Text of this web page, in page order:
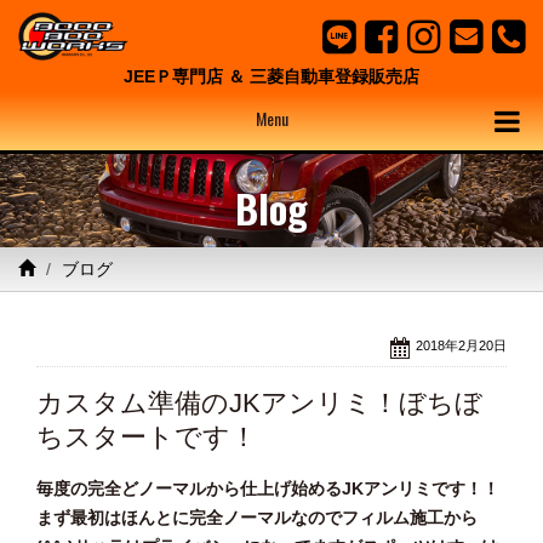
JEEＰ専門店 ＆ 三菱自動車登録販売店
Menu
Blog
ブログ
2018年2月20日
カスタム準備のJKアンリミ！ぼちぼ
ちスタートです！
毎度の完全どノーマルから仕上げ始めるJKアンリミです！！
まず最初はほんとに完全ノーマルなのでフィルム施工から